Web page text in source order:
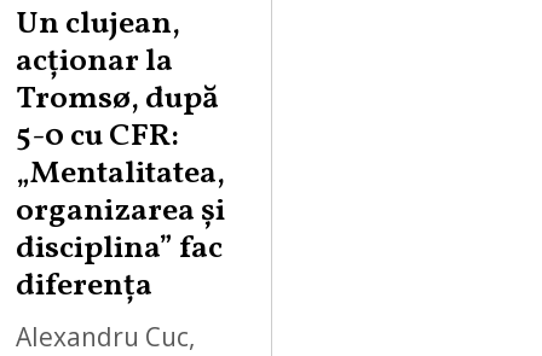
Un clujean,
acționar la
Tromsø, după
5-0 cu CFR:
„Mentalitatea,
organizarea și
disciplina” fac
diferența
Alexandru Cuc,